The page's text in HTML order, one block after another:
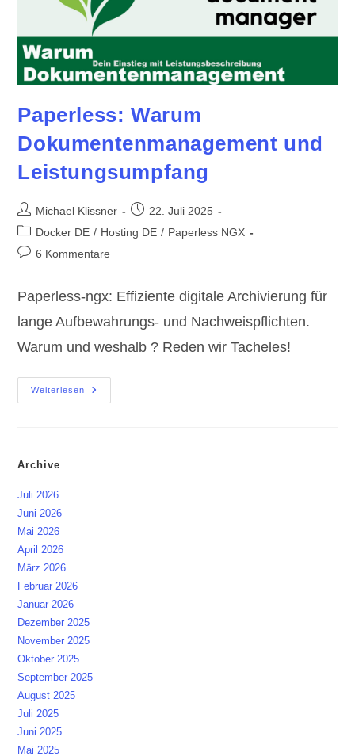
Paperless: Warum
Dokumentenmanagement und
Leistungsumpfang
Beitrags-
Autor:
Michael Klissner
Beitrag
veröffentlicht:
22. Juli 2025
Beitrags-
Kategorie:
Docker DE / Hosting DE / Paperless NGX
Beitrags-
6 Kommentare
Paperless-ngx: Effiziente digitale Archivierung für
lange Aufbewahrungs- und Nachweispflichten.
Warum und weshalb ? Reden wir Tacheles!
Weiterlesen
Paperless:
Warum
Archive
Juli 2026
Juni 2026
Mai 2026
April 2026
März 2026
Februar 2026
Januar 2026
Dezember 2025
November 2025
Oktober 2025
September 2025
August 2025
Juli 2025
Juni 2025
Mai 2025